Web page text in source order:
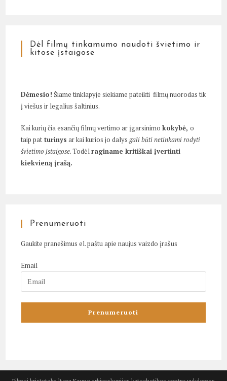
Dėl filmų tinkamumo naudoti švietimo ir
kitose įstaigose
Dėmesio! Šiame tinklapyje siekiame pateikti filmų nuorodas tik
į viešus ir legalius šaltinius.
Kai kurių čia esančių filmų vertimo ar įgarsinimokokybė,o
taip pat turinys ar kai kurios jo dalys gali būti netinkami rodyti
švietimo įstaigose. Todėlraginame kritiškai įvertinti
kiekvieną įrašą.
Prenumeruoti
Gaukite pranešimus el. paštu apie naujus vaizdo įrašus
Email